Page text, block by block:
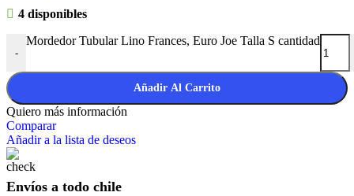
4 disponibles
-
Mordedor Tubular Lino Frances, Euro Joe Talla S cantidad
Añadir Al Carrito
Quiero más información
Comparar
Añadir a la lista de deseos
Envíos a todo chile